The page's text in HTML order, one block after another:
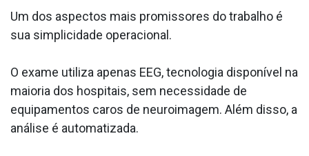
Um dos aspectos mais promissores do trabalho é
sua simplicidade operacional.
O exame utiliza apenas EEG, tecnologia disponível na
maioria dos hospitais, sem necessidade de
equipamentos caros de neuroimagem. Além disso, a
análise é automatizada.